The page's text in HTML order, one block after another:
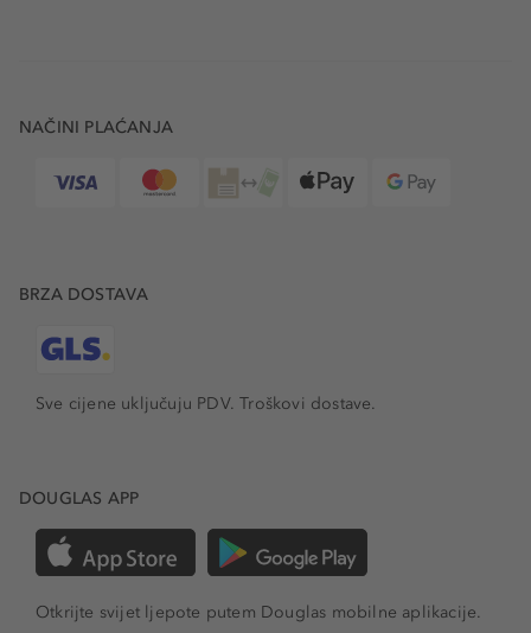
NAČINI PLAĆANJA
BRZA DOSTAVA
Sve cijene uključuju PDV.Troškovi dostave.
DOUGLAS APP
Otkrijte svijet ljepote putem Douglas mobilne aplikacije.